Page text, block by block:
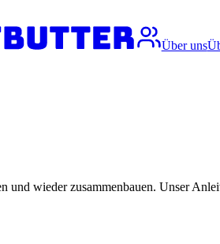
Über uns
wieder zusammenbauen. Unser